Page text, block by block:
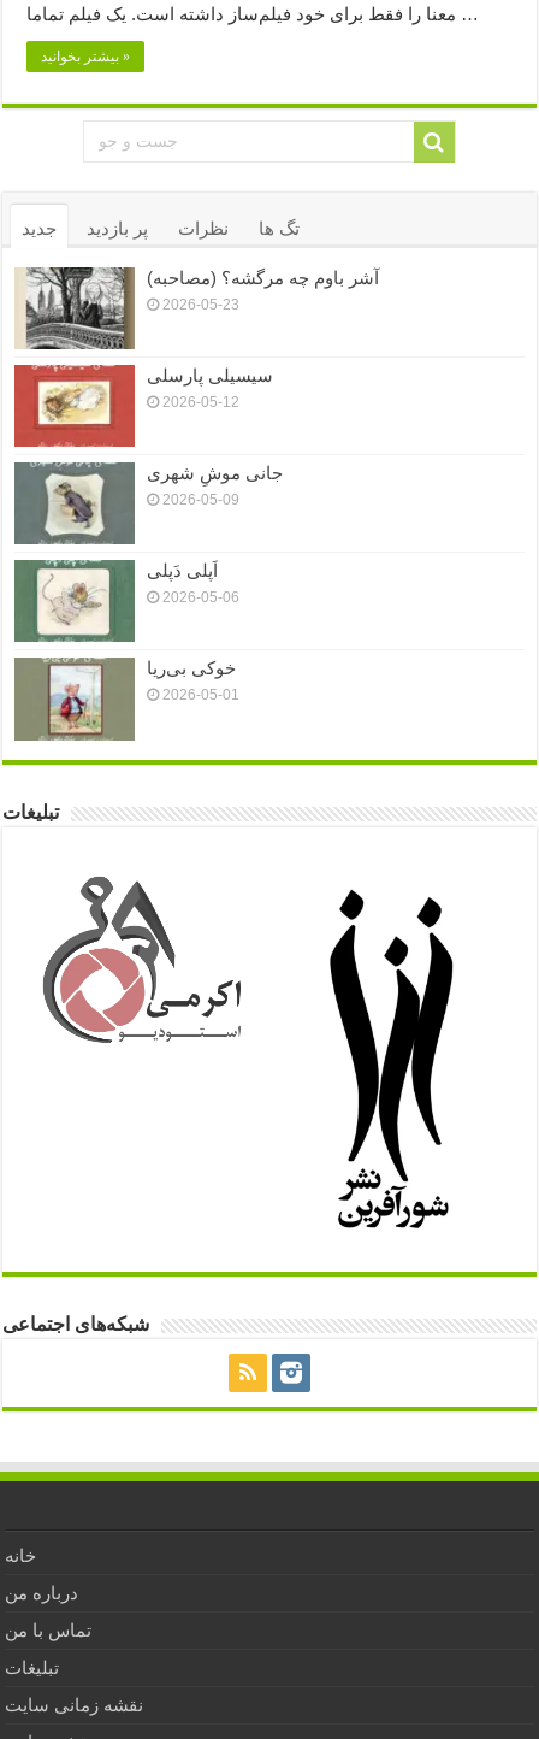
معنا را فقط برای خود فیلم‌ساز داشته است. یک فیلم تماما …
بیشتر بخوانید »
جدید پر بازدید نظرات تگ ها
آشر باوم چه مرگشه؟ (مصاحبه)
2026-05-23
سیسیلی پارسلی
2026-05-12
جانی موشِ شهری
2026-05-09
اَپلی دَپلی
2026-05-06
خوکی بی‌ریا
2026-05-01
تبلیغات
شبکه‌های اجتماعی
خانه
درباره من
تماس با من
تبلیغات
نقشه زمانی سایت